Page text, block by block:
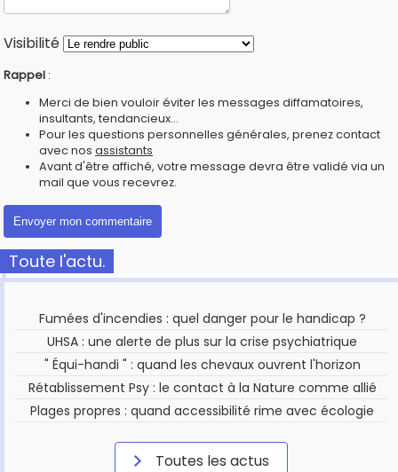
Visibilité
Rappel :
Merci de bien vouloir éviter les messages diffamatoires,
insultants, tendancieux...
Pour les questions personnelles générales, prenez contact
avec nos assistants
Avant d'être affiché, votre message devra être validé via un
mail que vous recevrez.
Toute l'actu.
Fumées d'incendies : quel danger pour le handicap ?
UHSA : une alerte de plus sur la crise psychiatrique
" Équi-handi " : quand les chevaux ouvrent l'horizon
Rétablissement Psy : le contact à la Nature comme allié
Plages propres : quand accessibilité rime avec écologie
Toutes les actus